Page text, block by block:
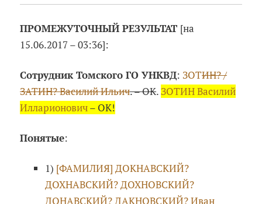
ПРОМЕЖУТОЧНЫЙ РЕЗУЛЬТАТ [на
15.06.2017 – 03:36]:
Сотрудник Томского ГО УНКВД: ЗОТИН? /
ЗАТИН? Василий Ильич. – ОК. ЗОТИН Василий
Илларионович– ОК!
Понятые:
1) [ФАМИЛИЯ] ДОКНАВСКИЙ?
ДОХНАВСКИЙ? ДОХНОВСКИЙ?
ДОНАВСКИЙ? ДАКНОВСКИЙ? Иван